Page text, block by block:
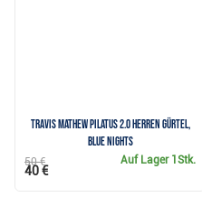
Travis Mathew PILATUS 2.0 Herren Gürtel,
blue nights
Auf Lager 1Stk.
50 €
40 €